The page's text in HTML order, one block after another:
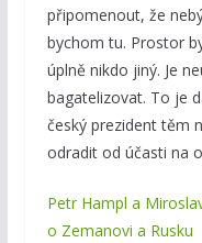
připomenout, že
bychom tu. Prostor
úplně nikdo jiný. Je
bagatelizovat. To je
český prezident těm
odradit od účasti na
Petr Hampl a
o Zemanovi a Rusku